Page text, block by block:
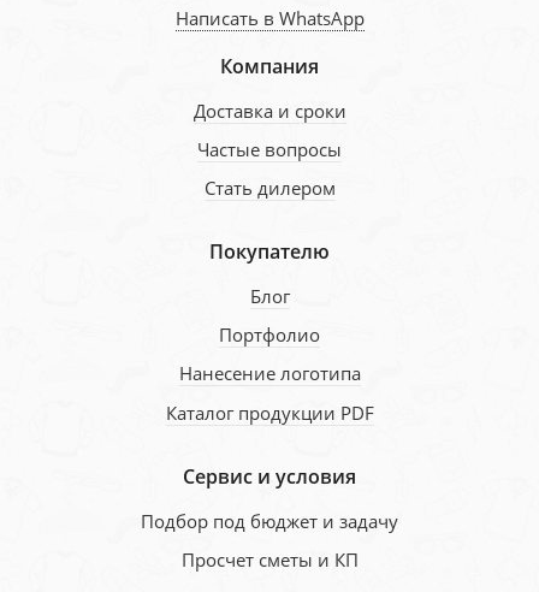
Написать в WhatsApp
Компания
Доставка и сроки
Частые вопросы
Стать дилером
Покупателю
Блог
Портфолио
Нанесение логотипа
Каталог продукции PDF
Сервис и условия
Подбор под бюджет и задачу
Просчет сметы и КП